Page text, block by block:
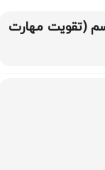
(تقویت مهارت